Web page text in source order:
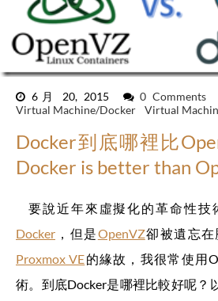
6月 20, 2015 0 Comments
Virtual Machine/Docker
Virtual
Docker到底哪裡比
Docker is better than
要說近年來虛擬化的革命性技
Docker ，但是OpenVZ卻被遺忘在
Proxmox VE的緣故，我很常使用
術。到底Docker是哪裡比較好呢？